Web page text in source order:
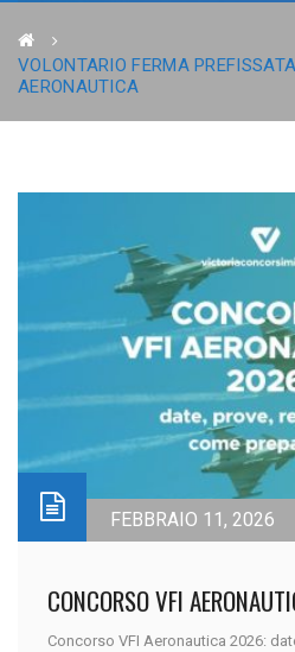
VOLONTARIO FERMA
AERONAUTICA
FEBBRAIO 11, 2026
CONCORSO VFI
Concorso VFI Aeronautica 2026: